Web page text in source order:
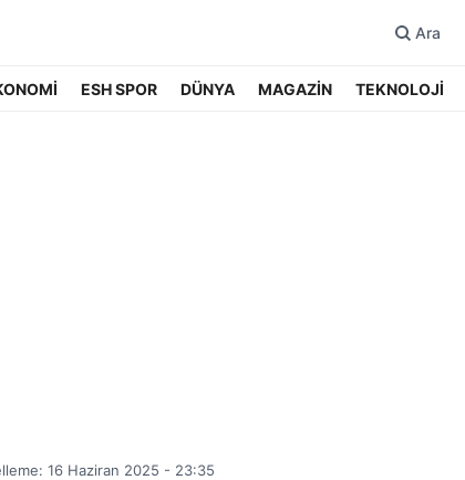
Ara
ESH SPOR DÜNYA MAGAZİN TEKNOLOJİ
16 Haziran 2025 - 23:35